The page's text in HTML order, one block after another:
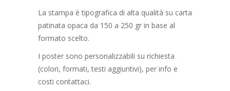
La stampa è tipografica di alta qualità su carta
patinata opaca da 150 a 250 gr in base al
formato scelto.
I poster sono personalizzabili su richiesta
(colori, formati, testi aggiuntivi), per info e
costi contattaci.